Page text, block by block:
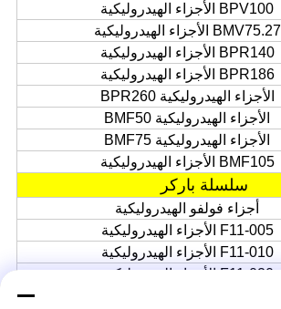
BPV100 الأجزاء الهيدروليكية
BMV75.27 الأجزاء الهيدروليكية
BPR140 الأجزاء الهيدروليكية
BPR186 الأجزاء الهيدروليكية
الأجزاء الهيدروليكية BPR260
الأجزاء الهيدروليكية BMF50
الأجزاء الهيدروليكية BMF75
BMF105 الأجزاء الهيدروليكية
سلسلة باركر
أجزاء فولفو الهيدروليكية
F11-005 الأجزاء الهيدروليكية
F11-010 الأجزاء الهيدروليكية
F11-020 الأجزاء الهيدروليكية